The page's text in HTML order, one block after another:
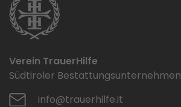
Verein TrauerHilfe
Südtiroler Bestattungsunternehmen
info@trauerhilfe.it